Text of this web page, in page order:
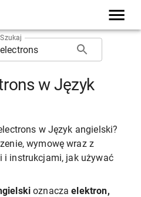
Szukaj
w Język
w Język angielski?
wymowę wraz z
i instrukcjami, jak używać
oznaczaelektron,